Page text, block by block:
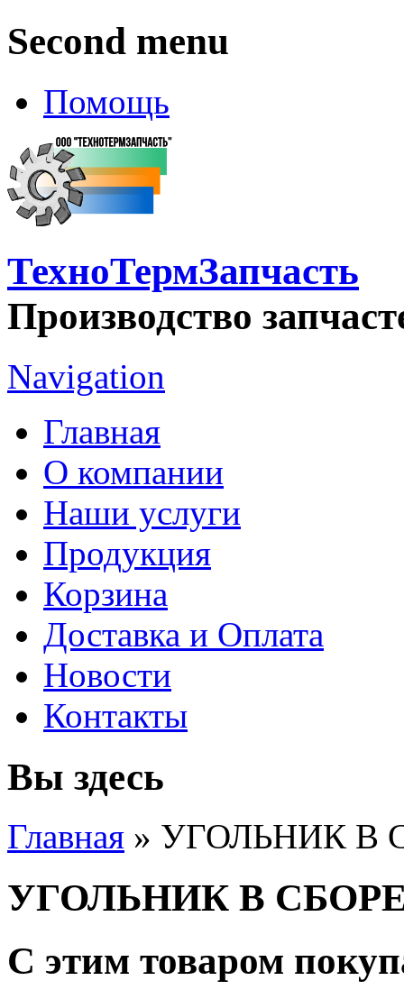
Second menu
Помощь
ТехноТермЗапчасть
Производство
Navigation
Главная
О компании
Наши услуги
Продукция
Корзина
Доставка и Оплата
Новости
Контакты
Вы здесь
Главная » УГОЛЬНИК В
УГОЛЬНИК В
С этим товаром